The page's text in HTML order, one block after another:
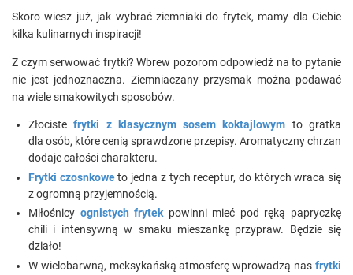
Skoro wiesz już, jak wybrać ziemniaki do frytek, mamy dla Ciebie
kilka kulinarnych inspiracji!
Z czym serwować frytki? Wbrew pozorom odpowiedź na to pytanie
nie jest jednoznaczna. Ziemniaczany przysmak można podawać
na wiele smakowitych sposobów.
Złocistefrytki z klasycznym sosem koktajlowym to gratka
dla osób, które cenią sprawdzone przepisy. Aromatyczny chrzan
dodaje całości charakteru.
Frytki czosnkoweto jedna z tych receptur, do których wraca się
z ogromną przyjemnością.
Miłośnicy ognistych frytek powinni mieć pod ręką papryczkę
chili i intensywną w smaku mieszankę przypraw. Będzie się
działo!
W wielobarwną, meksykańską atmosferę wprowadzą nas frytki